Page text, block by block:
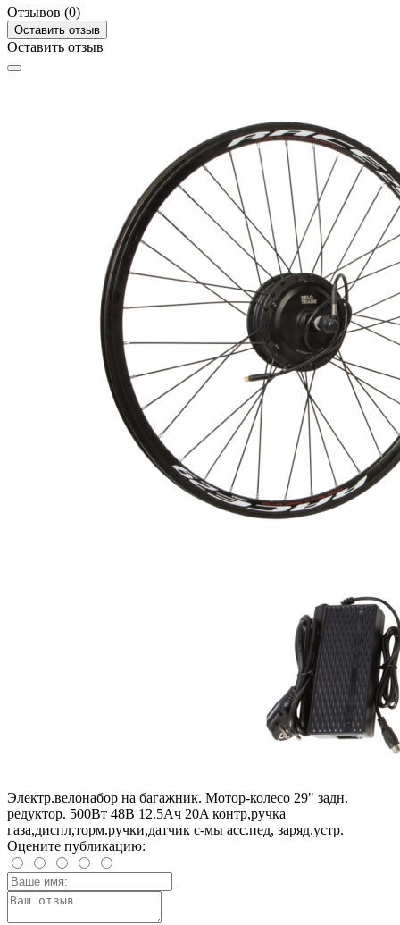
Отзывов (0)
Оставить отзыв
Оставить отзыв
Электр.велонабор на багажник. Мотор-колесо 29" задн.
редуктор. 500Вт 48В 12.5Ач 20A контр,ручка
газа,диспл,торм.ручки,датчик с-мы асс.пед, заряд.устр.
Оцените публикацию: